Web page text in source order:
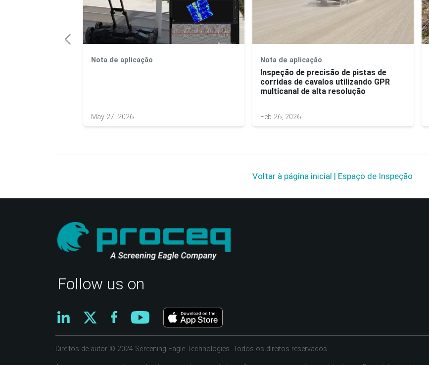
Nota de aplicação
May 27, 2026
Nota de aplicação
Inspeção de precisão de pistas de
corridas de cavalos utilizando GPR
multicanal de alta resolução
Feb 26, 2026
Voltar à página inicial | Espaço de Inspeção
Follow us on
Direitos de autor © 2024 Screening Eagle Technologies. Todos os direitos reservados.